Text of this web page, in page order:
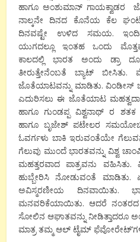
ಹಾಗೂ ಅಂಶುಮಾನ್ ಗಾಯಕ್ವಾಡರ
ನಾಲ್ಕನೇ ದಿನದ ಕೊನೆಯ ಕೆಲ
ದಿನವಷ್ಟೇ ಉಳಿದ ಸಮಯ.
ಯುಗದಲ್ಲೂ ಇಂತಹ ಒಂದು
ಕಾಲದಲ್ಲಿ ಭಾರತ ಅಂದು ಡ್ರಾ
ತೀರುತ್ತೇನೆಂಬತೆ ಬ್ಯಾಟ್
ಜೊತೆಯಾಟವನ್ನು ಮಾಡಿತು. ವಿಂಡೀಸ್
ಎದುರಿಸಲು ಈ ಜೊತೆಯಾಟ
ಹಾಗೂ ಗುಂಡಪ್ಪ ವಿಶ್ವನಾಥ್ ರ
ಹಾಗೂ ಬೃಜೇಶ್ ಪಟೇಲರ
ಓವರ್ಗಳು ಬಾಕಿ ಇರುವಂತೆಯೇ
ಗೆಲುವು ಮುಂದೆ ಭಾರತವನ್ನು ವಿಶ್ವ
ಮಹತ್ತರವಾದ ಪಾತ್ರವನು
ಹುಬ್ಬೇರಿಸಿ ನೋಡುವಂತೆ ಮಾಡಿತು.
ಅವಿಸ್ಮರಣೀಯ ದಿನವಾಯಿತು.
ಮನವರಿಕೆಯಾಯಿತು. ಆದರೆ ನಂತರದ
ಸೋಲಿನ ಆಘಾತವನ್ನು ನೀಡಿತ್ತಾದರೂ
ಮಾತ್ರ ತಮ್ಮ ಆಲ್ ಟೈಮ್